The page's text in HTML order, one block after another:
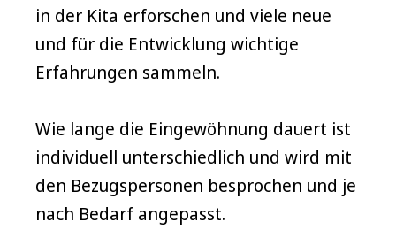
in der Kita erforschen und viele neue
und für die Entwicklung wichtige
Erfahrungen sammeln.
Wie lange die Eingewöhnung dauert ist
individuell unterschiedlich und wird mit
den Bezugspersonen besprochen und je
nach Bedarf angepasst.